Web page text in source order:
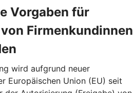
Vorgaben für
Firmenkundinnen
wird aufgrund neuer
Europäischen Union (EU) seit